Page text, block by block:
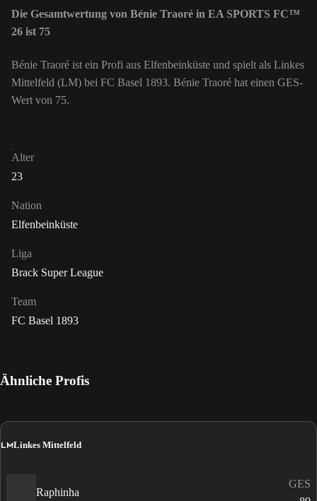
Die Gesamtwertung von Bénie Traoré in EA SPORTS FC™
26 ist 75
Bénie Traoré ist ein Profi aus Elfenbeinküste und spielt als Linkes
Mittelfeld (LM) bei FC Basel 1893. Bénie Traoré hat einen GES-
Wert von 75.
Alter
23
Nation
Elfenbeinküste
Liga
Brack Super League
Team
FC Basel 1893
Ähnliche Profis
LMLinkes Mittelfeld
Raphinha
GES